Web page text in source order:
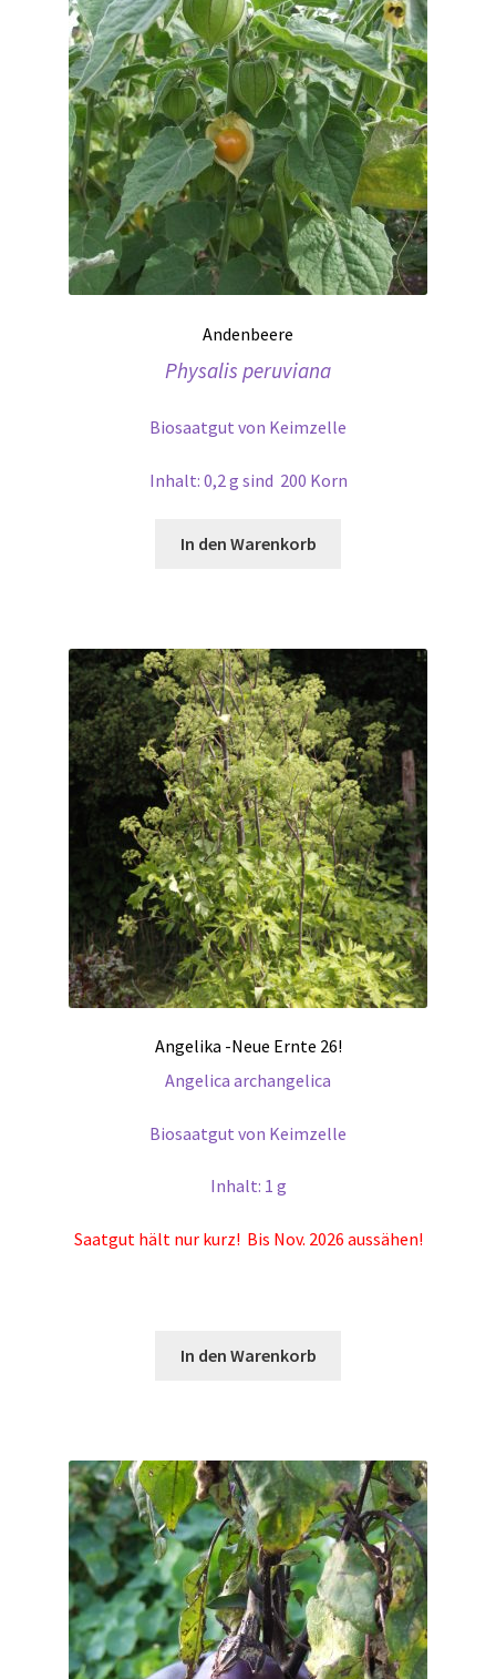
Andenbeere
Physalis peruviana
Biosaatgut von Keimzelle
Inhalt: 0,2 g sind 200 Korn
In den Warenkorb
Angelika -Neue Ernte 26!
Angelica archangelica
Biosaatgut von Keimzelle
Inhalt: 1 g
Saatgut hält nur kurz! Bis Nov. 2026 aussähen!
In den Warenkorb